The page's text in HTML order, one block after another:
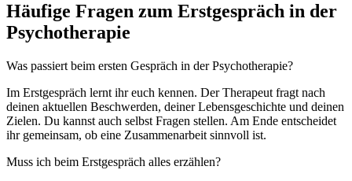
Häufige Fragen zum Erstgespräch in der
Psychotherapie
Was passiert beim ersten Gespräch in der Psychotherapie?
Im Erstgespräch lernt ihr euch kennen. Der Therapeut fragt nach
deinen aktuellen Beschwerden, deiner Lebensgeschichte und deinen
Zielen. Du kannst auch selbst Fragen stellen. Am Ende entscheidet
ihr gemeinsam, ob eine Zusammenarbeit sinnvoll ist.
Muss ich beim Erstgespräch alles erzählen?